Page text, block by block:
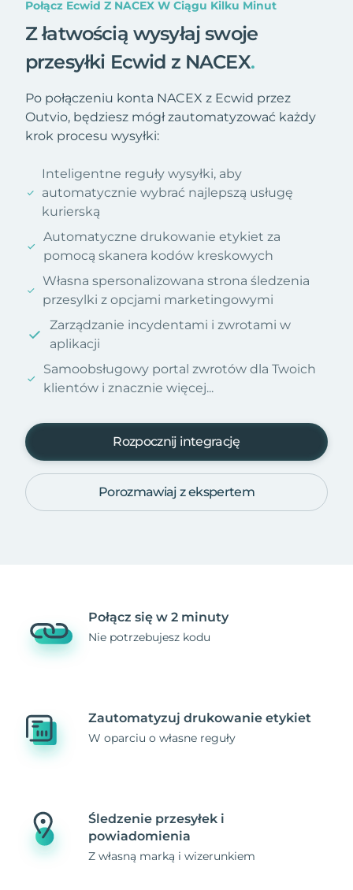
Połącz Ecwid Z NACEX W Ciągu Kilku Minut
Z łatwością wysyłaj swoje
przesyłki Ecwid z NACEX.
Po połączeniu konta NACEX z Ecwid przez
Outvio, będziesz mógł zautomatyzować każdy
krok procesu wysyłki:
Inteligentne reguły wysyłki, aby
automatycznie wybrać najlepszą usługę
kurierską
Automatyczne drukowanie etykiet za
pomocą skanera kodów kreskowych
Własna spersonalizowana strona śledzenia
przesylki z opcjami marketingowymi
Zarządzanie incydentami i zwrotami w
aplikacji
Samoobsługowy portal zwrotów dla Twoich
klientów i znacznie więcej...
Rozpocznij integrację
Porozmawiaj z ekspertem
Połącz się w 2 minuty
Nie potrzebujesz kodu
Zautomatyzuj drukowanie etykiet
W oparciu o własne reguły
Śledzenie przesyłek i
powiadomienia
Z własną marką i wizerunkiem